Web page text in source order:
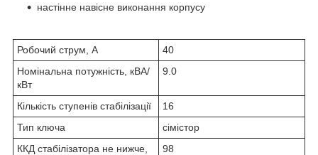
настінне навісне виконання корпусу
Робочий струм, А
40
Номінальна потужність, кВА/
кВт
9.0
Кількість ступенів стабілізації
16
Тип ключа
сімістор
ККД стабілізатора не нижче,
98